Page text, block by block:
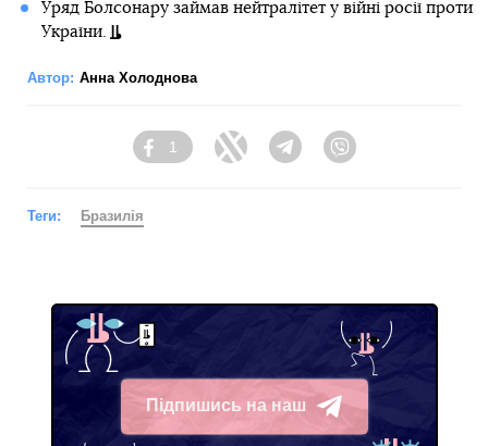
Уряд Болсонару займав нейтралітет у війні росії проти
України.
Автор: Анна Холоднова
Facebook
1
Twitter TelegramViber
Теги: Бразилія
Підпишись на наш
Telegram